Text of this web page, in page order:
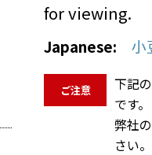
for viewing.
Japanese: 小
ご注意
下記
です。
弊社の
さい。